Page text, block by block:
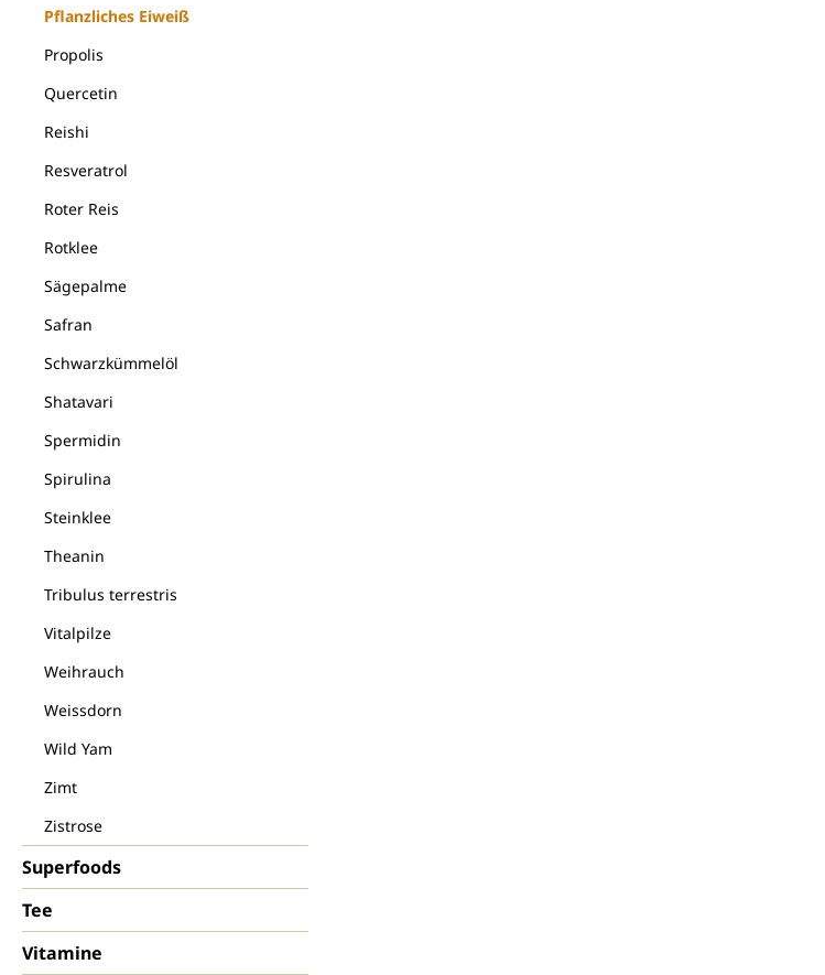
Pflanzliches Eiweiß
Propolis
Quercetin
Reishi
Resveratrol
Roter Reis
Rotklee
Sägepalme
Safran
Schwarzkümmelöl
Shatavari
Spermidin
Spirulina
Steinklee
Theanin
Tribulus terrestris
Vitalpilze
Weihrauch
Weissdorn
Wild Yam
Zimt
Zistrose
Superfoods
Tee
Vitamine